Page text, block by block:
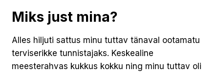
Miks just mina?
Alles hiljuti sattus minu tuttav tänaval ootamatu
terviserikke tunnistajaks. Keskealine
meesterahvas kukkus kokku ning minu tuttav oli